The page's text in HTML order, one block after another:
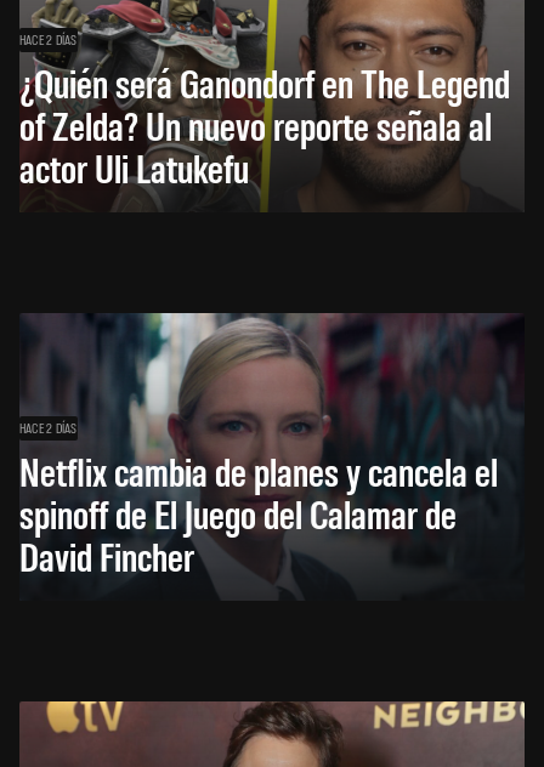
HACE 2 DÍAS
¿Quién será Ganondorf en The Legend
of Zelda? Un nuevo reporte señala al
actor Uli Latukefu
HACE 2 DÍAS
Netflix cambia de planes y cancela el
spinoff de El Juego del Calamar de
David Fincher